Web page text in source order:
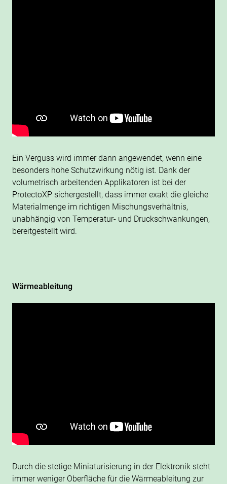
Ein Verguss wird immer dann angewendet, wenn eine
besonders hohe Schutzwirkung nötig ist. Dank der
volumetrisch arbeitenden Applikatoren ist bei der
ProtectoXP sichergestellt, dass immer exakt die gleiche
Materialmenge im richtigen Mischungsverhältnis,
unabhängig von Temperatur- und Druckschwankungen,
bereitgestellt wird.
Wärmeableitung
Durch die stetige Miniaturisierung in der Elektronik steht
immer weniger Oberfläche für die Wärmeableitung zur